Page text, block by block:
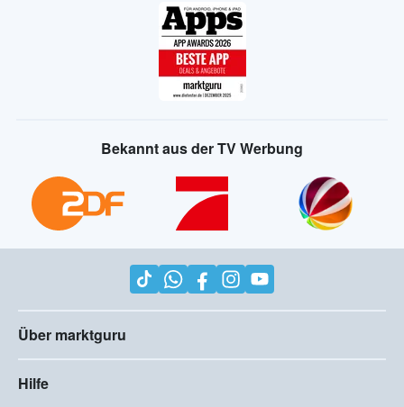
Bekannt aus der TV Werbung
Über marktguru
Hilfe